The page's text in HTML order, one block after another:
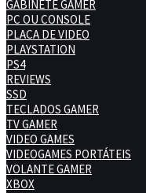
GABINETE GAMER
PC OU CONSOLE
PLACA DE VIDEO
PLAYSTATION
PS4
REVIEWS
SSD
TECLADOS GAMER
TV GAMER
VIDEO GAMES
VIDEOGAMES PORTÁTEIS
VOLANTE GAMER
XBOX